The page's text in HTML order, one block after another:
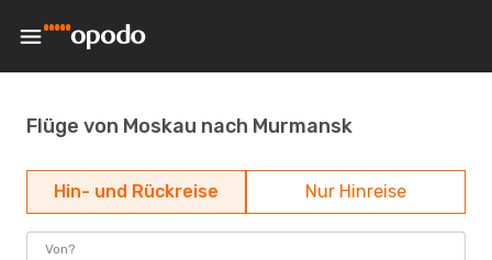
Flüge von Moskau nach Murmansk
Hin- und Rückreise Nur Hinreise
Von?